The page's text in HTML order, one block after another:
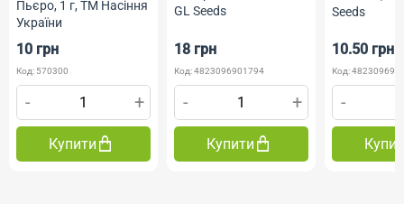
Пьєро, 1 г, ТМ Насіння
України
10 грн
Код: 570300
- +
Купити
GL Seeds
18 грн
Код: 4823096901794
- +
Купити
Seeds
10.50 грн
Код:
-